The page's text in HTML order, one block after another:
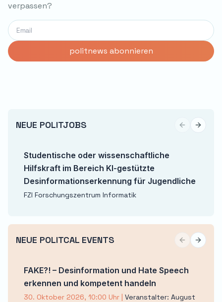
verpassen?
NEUE POLITJOBS Previous
Next
Studentische oder wissenschaftliche
Hilfskraft im Bereich KI-gestützte
Desinformationserkennung für Jugendliche
FZI Forschungszentrum Informatik
NEUE POLITCAL EVENTS Previous
Next
FAKE?! – Desinformation und Hate Speech
erkennen und kompetent handeln
30. Oktober 2026, 10:00 Uhr | Veranstalter: August